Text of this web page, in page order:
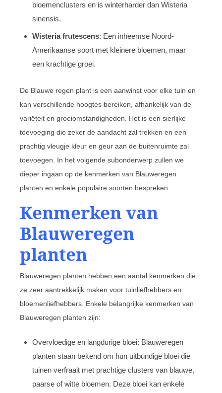
bloemenclusters en is winterharder dan Wisteria
sinensis.
Wisteria frutescens: Een inheemse Noord-
Amerikaanse soort met kleinere bloemen, maar
een krachtige groei.
De Blauwe regen plant is een aanwinst voor elke tuin en
kan verschillende hoogtes bereiken, afhankelijk van de
variëteit en groeiomstandigheden. Het is een sierlijke
toevoeging die zeker de aandacht zal trekken en een
prachtig vleugje kleur en geur aan de buitenruimte zal
toevoegen. In het volgende subonderwerp zullen we
dieper ingaan op de kenmerken van Blauweregen
planten en enkele populaire soorten bespreken.
Kenmerken van
Blauweregen
planten
Blauweregen planten hebben een aantal kenmerken die
ze zeer aantrekkelijk maken voor tuinliefhebbers en
bloemenliefhebbers. Enkele belangrijke kenmerken van
Blauweregen planten zijn:
Overvloedige en langdurige bloei: Blauweregen
planten staan bekend om hun uitbundige bloei die
tuinen verfraait met prachtige clusters van blauwe,
paarse of witte bloemen. Deze bloei kan enkele